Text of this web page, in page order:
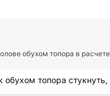
обухом топора в
топора